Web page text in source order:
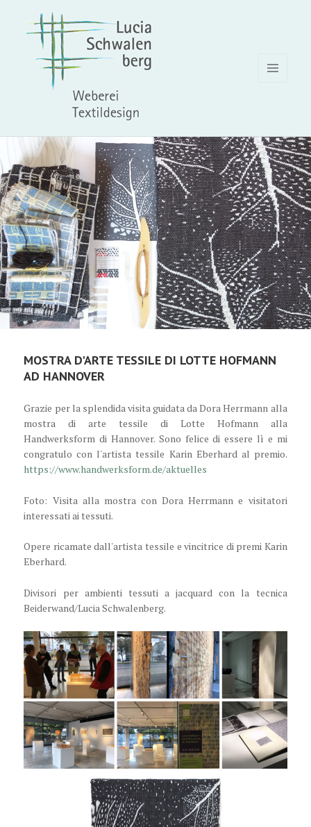
MOSTRA D'ARTE TESSILE DI LOTTE HOFMANN
AD HANNOVER
Grazie per la splendida visita guidata da Dora Herrmann alla
mostra di arte tessile di Lotte Hofmann alla
Handwerksform di Hannover. Sono felice di essere lì e mi
congratulo con l'artista tessile Karin Eberhard al premio.
https://www.handwerksform.de/aktuelles
Foto: Visita alla mostra con Dora Herrmann e visitatori
interessati ai tessuti.
Opere ricamate dall'artista tessile e vincitrice di premi Karin
Eberhard.
Divisori per ambienti tessuti a jacquard con la tecnica
Beiderwand/Lucia Schwalenberg.